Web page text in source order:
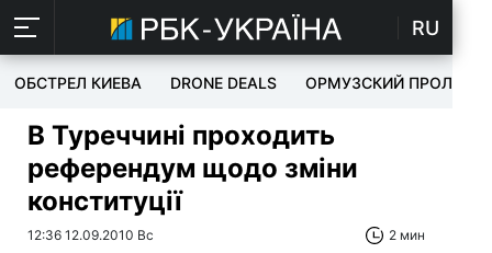
RU
ОБСТРЕЛ КИЕВА DRONE DEALS ОРМУЗСКИЙ ПРОЛИВ
В Туреччині проходить
референдум щодо зміни
конституції
12:36 12.09.2010 Вс 2 мин